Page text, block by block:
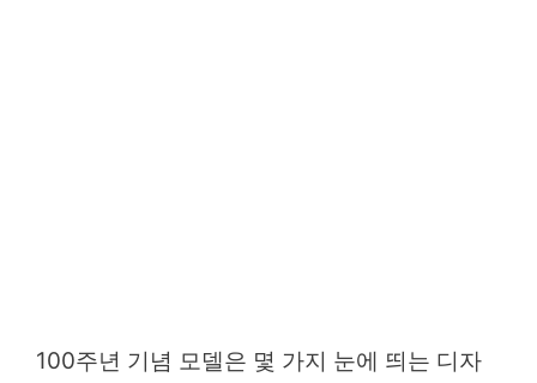
100주년 기념 모델은 몇 가지 눈에 띄는 디자